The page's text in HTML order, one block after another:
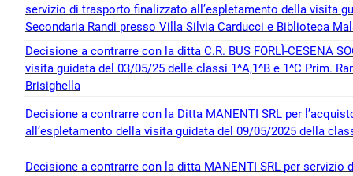
servizio di trasporto finalizzato all’espletamento della visita
Secondaria Randi presso Villa Silvia Carducci e Biblioteca
Decisione a contrarre con la ditta C.R. BUS FORLÌ-CESENA
visita guidata del 03/05/25 delle classi 1^A,1^B e 1^C Prim.
Brisighella
Decisione a contrarre con la Ditta MANENTI SRL per
all’espletamento della visita guidata del 09/05/2025 della
Decisione a contrarre con la ditta MANENTI SRL per